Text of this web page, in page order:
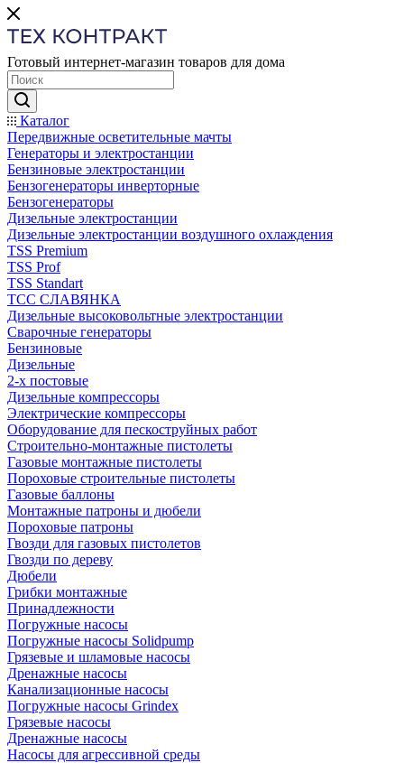
Готовый интернет-магазин товаров для дома
Каталог
Передвижные осветительные мачты
Генераторы и электростанции
Бензиновые электростанции
Бензогенераторы инверторные
Бензогенераторы
Дизельные электростанции
Дизельные электростанции воздушного охлаждения
TSS Premium
TSS Prof
TSS Standart
ТСС СЛАВЯНКА
Дизельные высоковольтные электростанции
Сварочные генераторы
Бензиновые
Дизельные
2-х постовые
Дизельные компрессоры
Электрические компрессоры
Оборудование для пескоструйных работ
Строительно-монтажные пистолеты
Газовые монтажные пистолеты
Пороховые строительные пистолеты
Газовые баллоны
Монтажные патроны и дюбели
Пороховые патроны
Гвозди для газовых пистолетов
Гвозди по дереву
Дюбели
Грибки монтажные
Принадлежности
Погружные насосы
Погружные насосы Solidpump
Грязевые и шламовые насосы
Дренажные насосы
Канализационные насосы
Погружные насосы Grindex
Грязевые насосы
Дренажные насосы
Насосы для агрессивной среды